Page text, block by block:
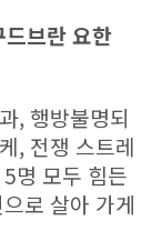
브란 요한
, 행방불명되
, 전쟁 스트레
명 모두 힘든
로 살아 가게